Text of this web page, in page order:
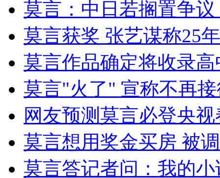
女孩北京地铁殴打老人 痛下狠手拳打脚踢
无痛分娩是否安全 医生回应
外交部：反对强权政治霸凌主义
外交部：有关国家言论片面不公正
莫言：中日若搁置争
莫言获奖 张艺谋称25
莫言作品确定将收录
莫言"火了" 宣称不再
网友预测莫言必登央
莫言想用奖金买房 被
莫言答记者问：我的